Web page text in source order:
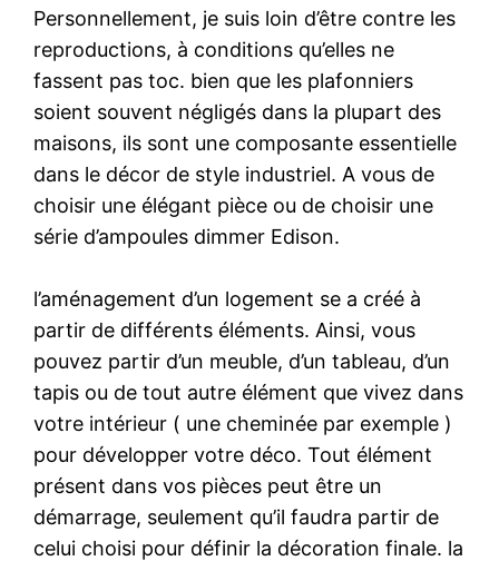
Personnellement, je suis loin d’être contre les
reproductions, à conditions qu’elles ne
fassent pas toc. bien que les plafonniers
soient souvent négligés dans la plupart des
maisons, ils sont une composante essentielle
dans le décor de style industriel. A vous de
choisir une élégant pièce ou de choisir une
série d’ampoules dimmer Edison.
l’aménagement d’un logement se a créé à
partir de différents éléments. Ainsi, vous
pouvez partir d’un meuble, d’un tableau, d’un
tapis ou de tout autre élément que vivez dans
votre intérieur ( une cheminée par exemple )
pour développer votre déco. Tout élément
présent dans vos pièces peut être un
démarrage, seulement qu’il faudra partir de
celui choisi pour définir la décoration finale. la